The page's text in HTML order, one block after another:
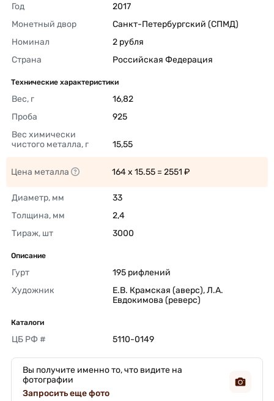
Год
2017
Монетный двор
Санкт-Петербургский (СПМД)
Номинал
2 рубля
Страна
Российская Федерация
Технические характеристики
Вес, г
16,82
Проба
925
Вес химически
чистого металла, г
15,55
Цена металла 164 x 15.55 = 2551 ₽
Диаметр, мм
33
Толщина, мм
2,4
Тираж, шт
3000
Описание
Гурт
195 рифлений
Художник
Е.В. Крамская (аверс), Л.А.
Евдокимова (реверс)
Каталоги
ЦБ РФ # 5110-0149
Вы получите именно то, что видите на
фотографии
Запросить еще фото